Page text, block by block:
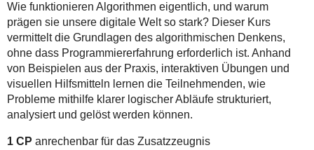
Wie funktionieren Algorithmen eigentlich, und warum
prägen sie unsere digitale Welt so stark? Dieser Kurs
vermittelt die Grundlagen des algorithmischen Denkens,
ohne dass Programmiererfahrung erforderlich ist. Anhand
von Beispielen aus der Praxis, interaktiven Übungen und
visuellen Hilfsmitteln lernen die Teilnehmenden, wie
Probleme mithilfe klarer logischer Abläufe strukturiert,
analysiert und gelöst werden können.
1 CP anrechenbar für das Zusatzzeugnis